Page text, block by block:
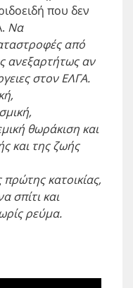
που δεν
Να
από
ανεξαρτήτως αν
στον ΕΛΓΑ.
θωράκιση και
και της ζωής
κατοικίας,
σπίτι και
ρεύμα.